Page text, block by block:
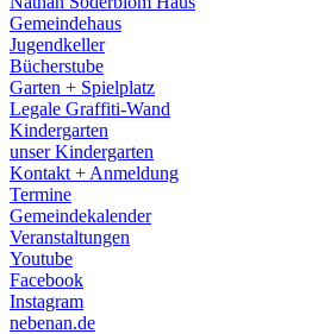
Gemeindehaus
Jugendkeller
Bücherstube
Garten + Spielplatz
Legale Graffiti-Wand
Kindergarten
unser Kindergarten
Kontakt + Anmeldung
Termine
Gemeindekalender
Veranstaltungen
Youtube
Facebook
Instagram
nebenan.de